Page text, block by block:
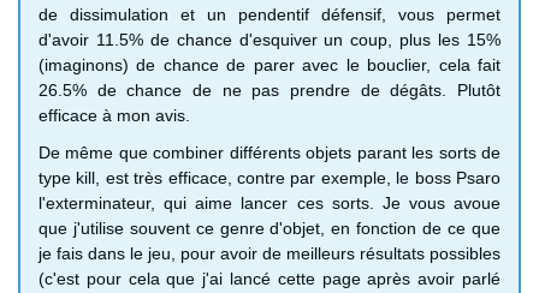
de dissimulation et un pendentif défensif, vous permet
d'avoir 11.5% de chance d'esquiver un coup, plus les 15%
(imaginons) de chance de parer avec le bouclier, cela fait
26.5% de chance de ne pas prendre de dégâts. Plutôt
efficace à mon avis.
De même que combiner différents objets parant les sorts de
type kill, est très efficace, contre par exemple, le boss Psaro
l'exterminateur, qui aime lancer ces sorts. Je vous avoue
que j'utilise souvent ce genre d'objet, en fonction de ce que
je fais dans le jeu, pour avoir de meilleurs résultats possibles
(c'est pour cela que j'ai lancé cette page après avoir parlé